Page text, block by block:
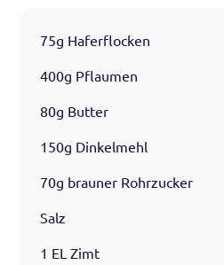
75g Haferflocken
400g Pflaumen
80g Butter
150g Dinkelmehl
70g brauner Rohrzucker
Salz
1 EL Zimt